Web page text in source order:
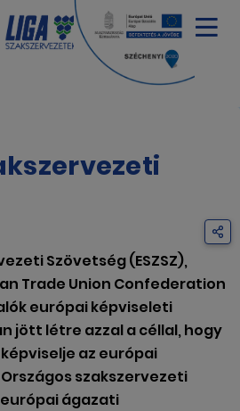
Szövetség (ESZSZ),
Trade Union Confederation
európai képviseleti
jött létre azzal a céllal, hogy
az európai
Országos szakszervezeti
ágazati